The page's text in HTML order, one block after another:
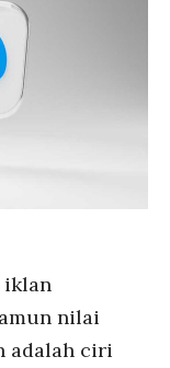
iklan
nilai
adalah ciri